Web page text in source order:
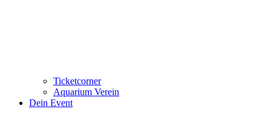
Ticketcorner
Aquarium Verein
Dein Event